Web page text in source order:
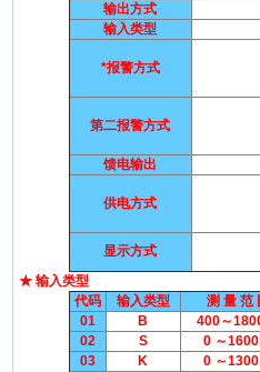
输出方式
输入类型
*报警方式
第二报警方式
馈电输出
供电方式
显示方式
★ 输入类型
代码
输入类型
测 量 范
01
B
400～
02
S
0 ～
03
K
0 ～